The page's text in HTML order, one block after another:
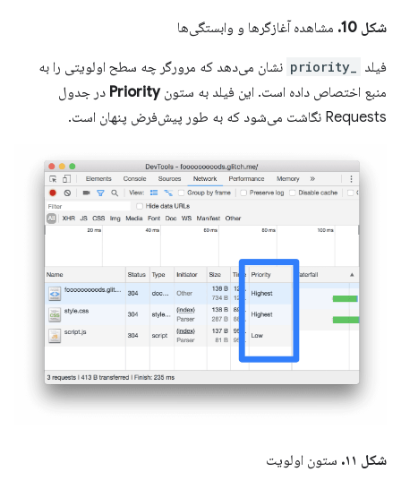
شکل 10. مشاهده آغازگرها و وابستگی‌ها
فیلد
نشان می‌دهد که مرورگر چه سطح اولویتی را به
منبع اختصاص داده است. این فیلد به ستونPriority در جدول
Requests نگاشت می‌شود که به طور پیش‌فرض پنهان است.
شکل ۱۱. ستون اولویت